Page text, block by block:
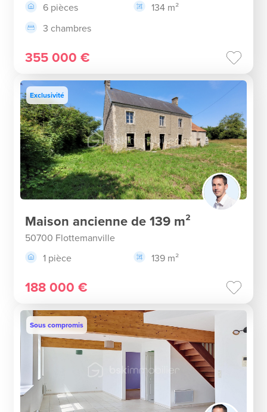
6 pièces
134 m²
3 chambres
355 000 €
Exclusivité
Maison ancienne de 139 m²
50700 Flottemanville
1 pièce
139 m²
188 000 €
Sous compromis